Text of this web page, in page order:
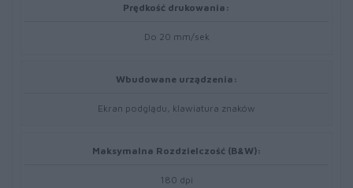
Prędkość drukowania:
Do 20 mm/sek
Wbudowane urządzenia:
Ekran podglądu, klawiatura znaków
Maksymalna Rozdzielczość (B&W):
180 dpi